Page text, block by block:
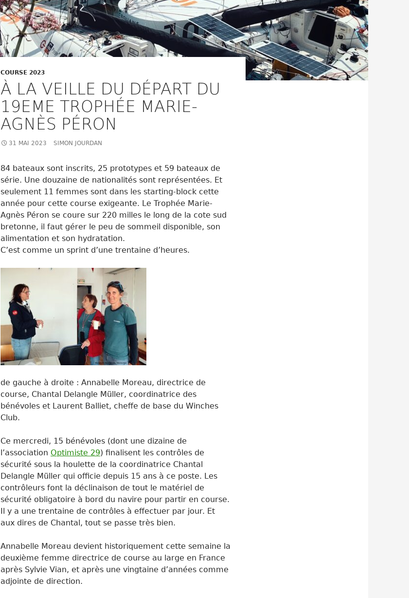
COURSE 2023
À LA VEILLE DU DÉPART DU
19EME TROPHÉE MARIE-
AGNÈS PÉRON
31 MAI 2023 SIMON JOURDAN
84 bateaux sont inscrits, 25 prototypes et 59 bateaux de
série. Une douzaine de nationalités sont représentées. Et
seulement 11 femmes sont dans les starting-block cette
année pour cette course exigeante. Le Trophée Marie-
Agnès Péron se coure sur 220 milles le long de la cote sud
bretonne, il faut gérer le peu de sommeil disponible, son
alimentation et son hydratation.
C’est comme un sprint d’une trentaine d’heures.
de gauche à droite : Annabelle Moreau, directrice de
course, Chantal Delangle Müller, coordinatrice des
bénévoles et Laurent Balliet, cheffe de base du Winches
Club.
Ce mercredi, 15 bénévoles (dont une dizaine de
l’association Optimiste 29) finalisent les contrôles de
sécurité sous la houlette de la coordinatrice Chantal
Delangle Müller qui officie depuis 15 ans à ce poste. Les
contrôleurs font la déclinaison de tout le matériel de
sécurité obligatoire à bord du navire pour partir en course.
Il y a une trentaine de contrôles à effectuer par jour. Et
aux dires de Chantal, tout se passe très bien.
Annabelle Moreau devient historiquement cette semaine la
deuxième femme directrice de course au large en France
après Sylvie Vian, et après une vingtaine d’années comme
adjointe de direction.